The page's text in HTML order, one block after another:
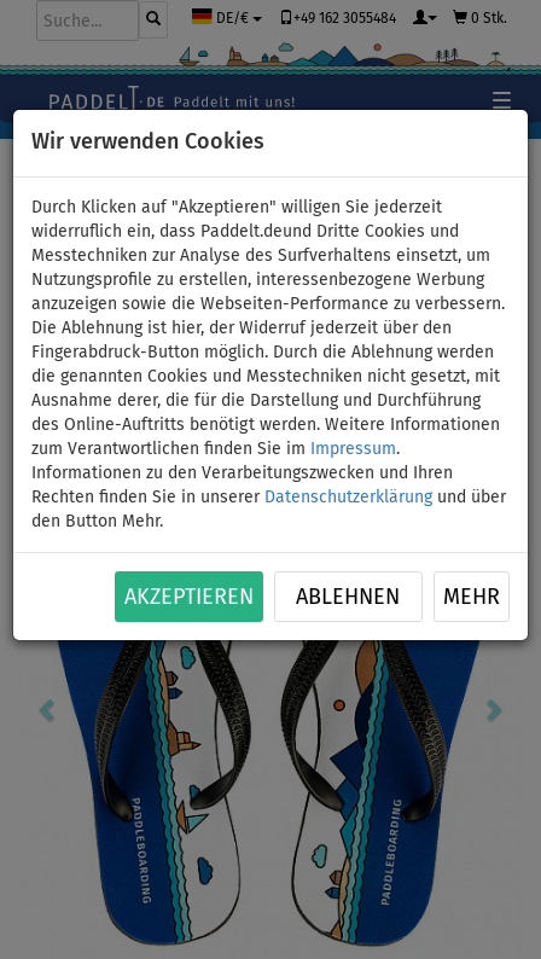
Wir verwenden Cookies
Durch Klicken auf "Akzeptieren" willigen Sie jederzeit
widerruflich ein, dass Paddelt.deund Dritte Cookies und
Messtechniken zur Analyse des Surfverhaltens einsetzt, um
Nutzungsprofile zu erstellen, interessenbezogene Werbung
anzuzeigen sowie die Webseiten-Performance zu verbessern.
Die Ablehnung ist hier, der Widerruf jederzeit über den
Fingerabdruck-Button möglich. Durch die Ablehnung werden
die genannten Cookies und Messtechniken nicht gesetzt, mit
Ausnahme derer, die für die Darstellung und Durchführung
des Online-Auftritts benötigt werden. Weitere Informationen
zum Verantwortlichen finden Sie im
Impressum.
Informationen zu den Verarbeitungszwecken und Ihren
Rechten finden Sie in unserer Datenschutzerklärungund über
den Button Mehr.
AKZEPTIEREN ABLEHNEN MEHR
DE/€ +49 162 3055484 0 Stk.
Flip Flops PADDLEBOARDING
Landschaft - Größe: S
BIS
-12 %
Previous